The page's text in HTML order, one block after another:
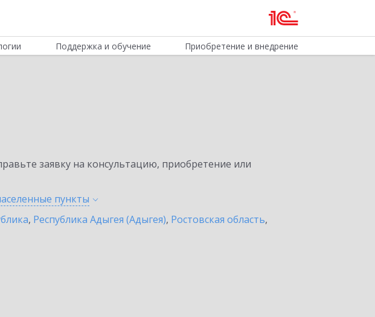
Поддержка и обучение Приобретение и внедрение
заявку на консультацию, приобретение или
пункты
, Республика Адыгея (Адыгея), Ростовская область,